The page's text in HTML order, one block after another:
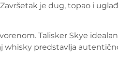
je dug, topao i
Talisker Skye
whisky predstavlja